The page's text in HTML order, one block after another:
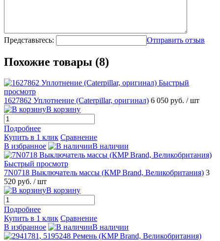
Представьтесь: Отправить отзыв
Похожие товары (8)
Быстрый
просмотр
1627862 Уплотнение (Caterpillar, оригинал) 6 050 руб. / шт
В корзину
Подробнее
Купить в 1 клик Сравнение
В избранное
В наличии
Быстрый просмотр
7N0718 Выключатель массы (КMP Brand, Великобритания) 3
520 руб. / шт
В корзину
Подробнее
Купить в 1 клик Сравнение
В избранное
В наличии